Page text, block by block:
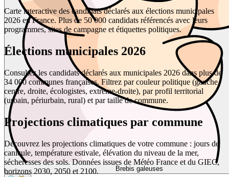
Brebis galeuses
Carte interactive des candidats déclarés aux élections municipales
2026 en France. Plus de 50 000 candidats référencés avec leurs
programmes, sites de campagne et étiquettes politiques.
Élections municipales 2026
Consultez les candidats déclarés aux municipales 2026 dans plus de
34 000 communes françaises. Filtrez par couleur politique (gauche,
centre, droite, écologistes, extrême-droite), par profil territorial
(urbain, périurbain, rural) et par taille de commune.
Projections climatiques par commune
Découvrez les projections climatiques de votre commune : jours de
canicule, température estivale, élévation du niveau de la mer,
sécheresses des sols. Données issues de Météo France et du GIEC,
horizons 2030, 2050 et 2100.